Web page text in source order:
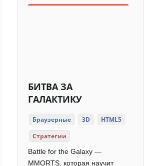
БИТВА ЗА
ГАЛАКТИКУ
Браузерные 3D
HTML5
Стратегии
Battle for the Galaxy —
MMORTS, которая научит